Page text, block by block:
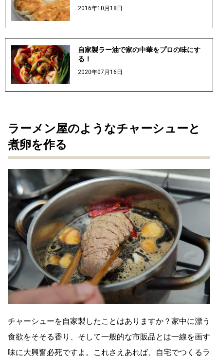
2016年10月18日
自家製ラー油で家の中華をプロの味にす
る！
2020年07月16日
ラーメン屋のようなチャーシューと
煮卵を作る
チャーシューを自家製したことはありますか？家中に漂う
食欲をそそる香り、そして一般的な市販品とは一線を画す
味に大興奮必死ですよ。これさえあれば、自宅でつくるラ